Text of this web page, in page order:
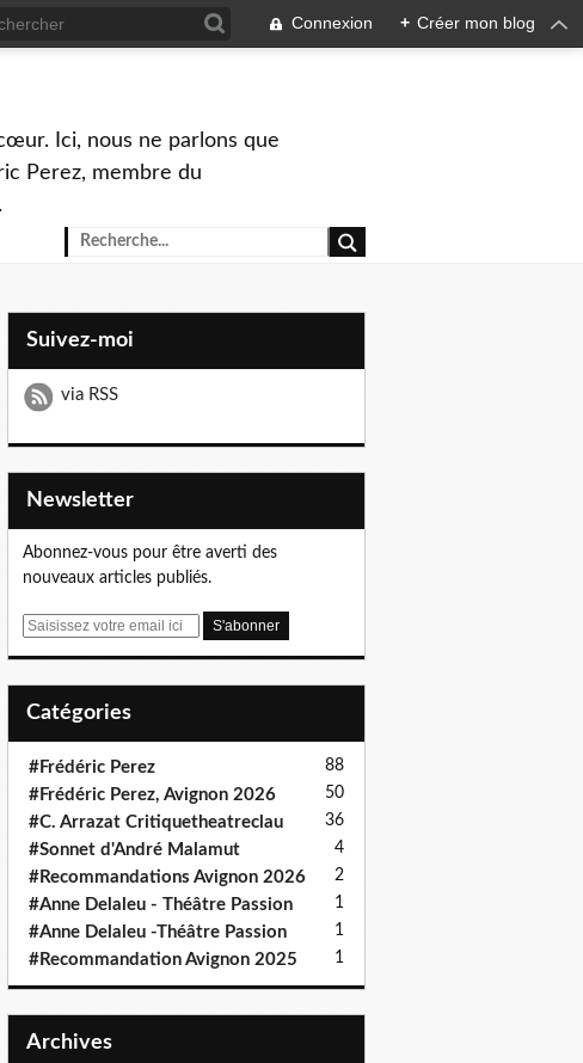
Connexion + Créer mon blog
Ici, nous ne parlons que
Perez, membre du
Suivez-moi
via RSS
Newsletter
Abonnez-vous pour être averti des
nouveaux articles publiés.
E
Catégories
#Frédéric Perez 88
#Frédéric Perez, Avignon 2026 50
#C. Arrazat Critiquetheatreclau 36
#Sonnet d'André Malamut 4
#Recommandations Avignon 2026 2
#Anne Delaleu - Théâtre Passion 1
#Anne Delaleu -Théâtre Passion 1
#Recommandation Avignon 2025 1
Archives